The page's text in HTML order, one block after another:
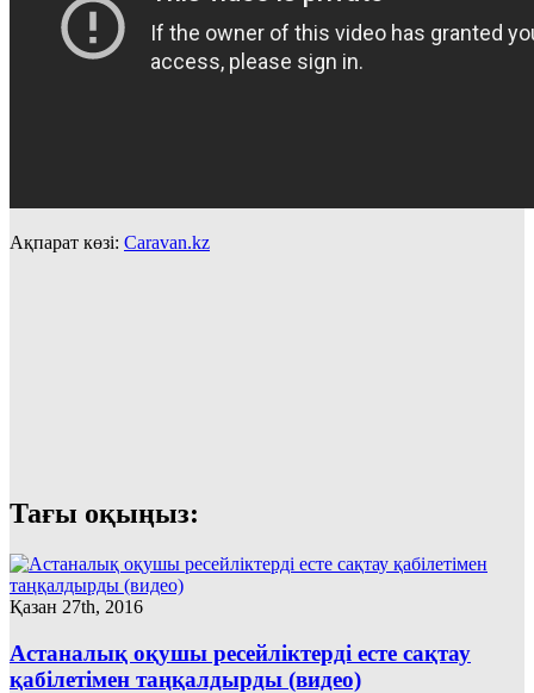
Ақпарат көзі: Caravan.kz
Тағы оқыңыз:
Қазан 27th, 2016
Астаналық оқушы ресейліктерді есте сақтау
қабілетімен таңқалдырды (видео)